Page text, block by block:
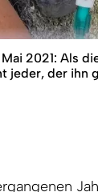
2021: Als
jeder, der ihn